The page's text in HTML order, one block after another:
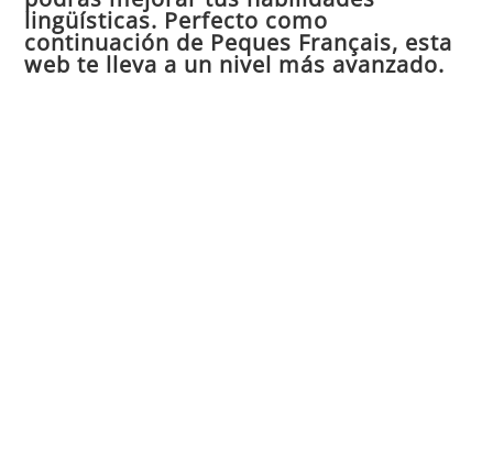
lingüísticas. Perfecto como
continuación de Peques Français, esta
web te lleva a un nivel más avanzado.